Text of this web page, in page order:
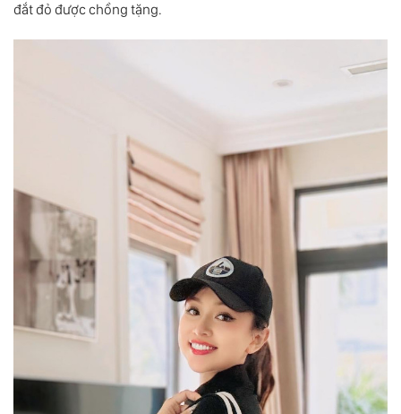
đắt đỏ được chồng tặng.